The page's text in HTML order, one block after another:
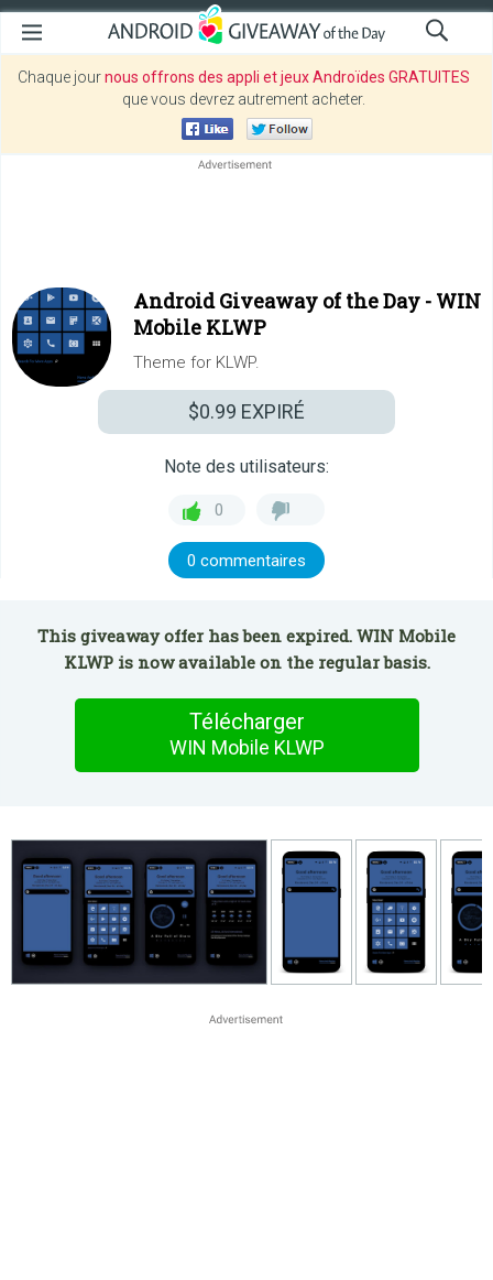
Chaque journous offrons des appli et jeux Androïdes GRATUITES
que vous devrez autrement acheter.
Android Giveaway of the Day - WIN
Mobile KLWP
Theme for KLWP.
$0.99 EXPIRÉ
Note des utilisateurs:
0
0 commentaires
This giveaway offer has been expired. WIN Mobile
KLWP is now available on the regular basis.
Télécharger
WIN Mobile KLWP